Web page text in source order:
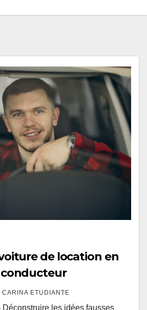
de location en
CARINA ETUDIANTE
les idées fausses